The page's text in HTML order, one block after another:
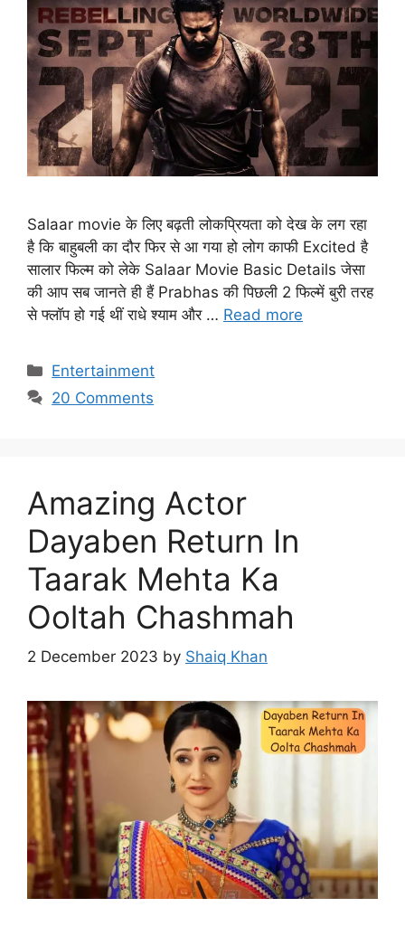
Salaar movie के लिए बढ़ती लोकप्रियता को देख के लग रहा
है कि बाहुबली का दौर फिर से आ गया हो लोग काफी Excited है
सालार फिल्म को लेके Salaar Movie Basic Details जेसा
की आप सब जानते ही हैं Prabhas की पिछली 2 फिल्में बुरी तरह
से फ्लॉप हो गई थीं राधे श्याम और … Read more
Categories
Entertainment
20 Comments
Amazing Actor
Dayaben Return In
Taarak Mehta Ka
Ooltah Chashmah
2 December 2023 by Shaiq Khan